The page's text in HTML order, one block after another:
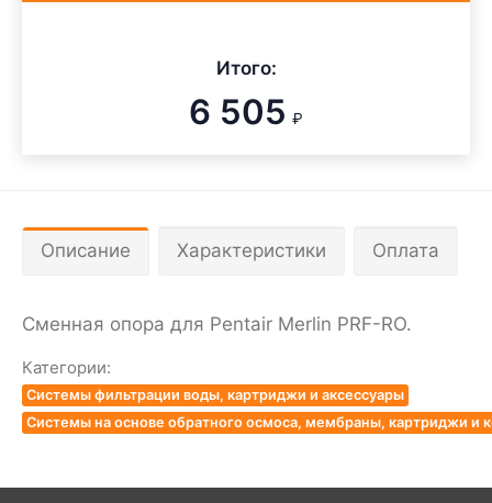
Итого:
6 505 ₽
Описание Характеристики Оплата
Сменная опора для Pentair Merlin PRF-RO.
Категории:
Системы фильтрации воды, картриджи и аксессуары
Системы на основе обратного осмоса, мембраны, картриджи и